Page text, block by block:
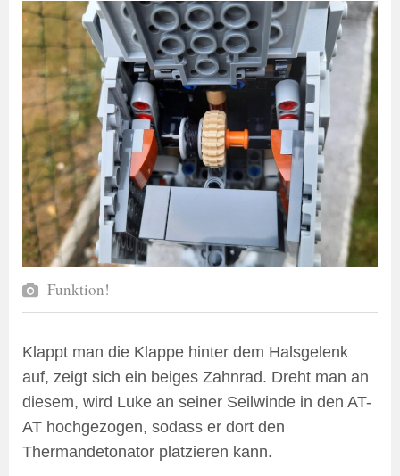
Funktion!
Klappt man die Klappe hinter dem Halsgelenk
auf, zeigt sich ein beiges Zahnrad. Dreht man an
diesem, wird Luke an seiner Seilwinde in den AT-
AT hochgezogen, sodass er dort den
Thermandetonator platzieren kann.